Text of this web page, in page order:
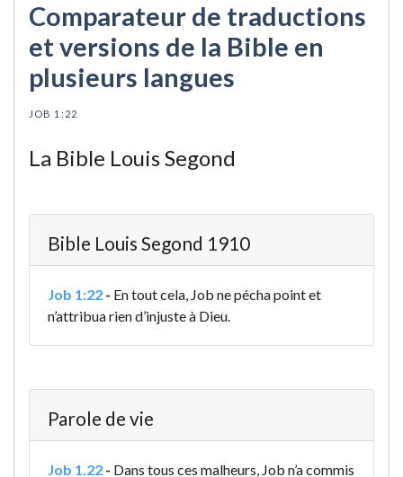
Comparateur de traductions
et versions de la Bible en
plusieurs langues
JOB 1:22
La Bible Louis Segond
Bible Louis Segond 1910
Job 1:22 - En tout cela, Job ne pécha point et
n’attribua rien d’injuste à Dieu.
Parole de vie
Job 1.22 - Dans tous ces malheurs, Job n’a commis